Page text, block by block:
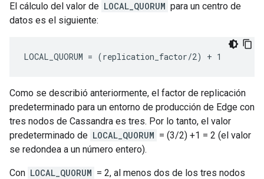
El cálculo del valor de LOCAL_QUORUM para un centro de
datos es el siguiente:
LOCAL_QUORUM = (replication_factor/2) + 1
Como se describió anteriormente, el factor de replicación
predeterminado para un entorno de producción de Edge con
tres nodos de Cassandra es tres. Por lo tanto, el valor
predeterminado de LOCAL_QUORUM = (3/2) +1 = 2 (el valor
se redondea a un número entero).
Con LOCAL_QUORUM = 2, al menos dos de los tres nodos